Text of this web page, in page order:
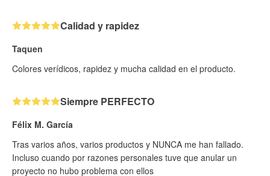
Calidad y rapidez
Taquen
Colores verídicos, rapidez y mucha calidad en el producto.
Siempre PERFECTO
Félix M. García
Tras varios años, varios productos y NUNCA me han fallado.
Incluso cuando por razones personales tuve que anular un
proyecto no hubo problema con ellos